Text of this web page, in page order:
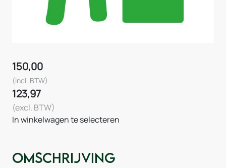
150,00
(incl. BTW)
123,97
(excl. BTW)
In winkelwagen te selecteren
Omschrijving